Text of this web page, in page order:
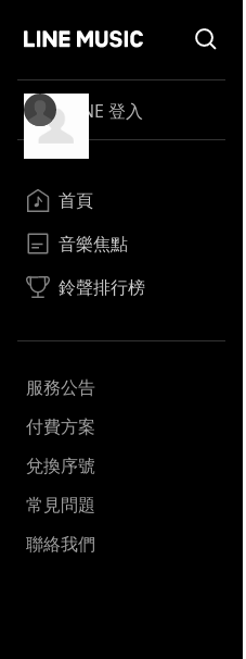
LINE 登入
首頁
音樂焦點
鈴聲排行榜
服務公告
付費方案
兌換序號
常見問題
聯絡我們